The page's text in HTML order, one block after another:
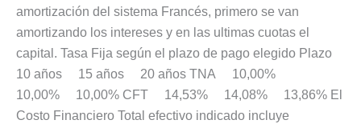
amortización del sistema Francés, primero se van
amortizando los intereses y en las ultimas cuotas el
capital. Tasa Fija según el plazo de pago elegido Plazo
10 años 15 años 20 años TNA 10,00%
10,00% 10,00% CFT 14,53% 14,08% 13,86% El
Costo Financiero Total efectivo indicado incluye